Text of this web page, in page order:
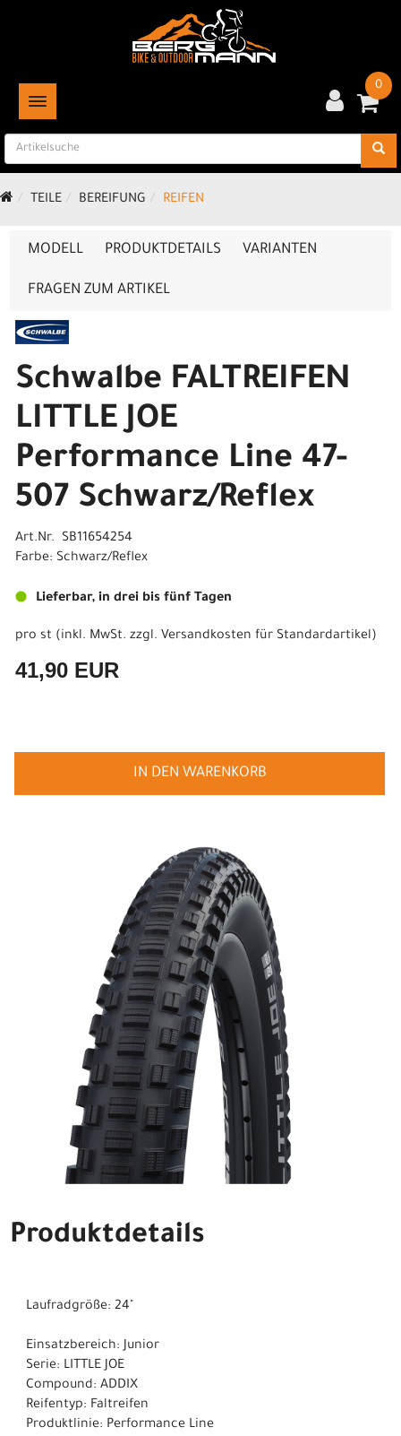
TOGGLE NAVIGATION
0
TEILE BEREIFUNG REIFEN
MODELL PRODUKTDETAILS VARIANTEN
FRAGEN ZUM ARTIKEL
Schwalbe FALTREIFEN
LITTLE JOE
Performance Line 47-
507 Schwarz/Reflex
Art.Nr. SB11654254
Farbe: Schwarz/Reflex
Lieferbar, in drei bis fünf Tagen
pro st (inkl. MwSt. zzgl. Versandkosten für Standardartikel)
41,90 EUR
IN DEN WARENKORB
Produktdetails
Laufradgröße: 24"
Einsatzbereich: Junior
Serie: LITTLE JOE
Compound: ADDIX
Reifentyp: Faltreifen
Produktlinie: Performance Line